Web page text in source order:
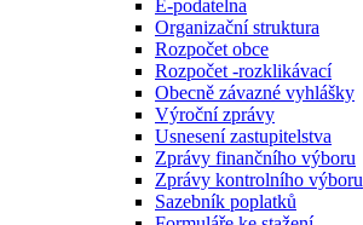
E-podatelna
Organizační struktura
Rozpočet obce
Rozpočet -rozklikávací
Obecně závazné vyhlášky
Výroční zprávy
Usnesení zastupitelstva
Zprávy finančního výboru
Zprávy kontrolního výboru
Sazebník poplatků